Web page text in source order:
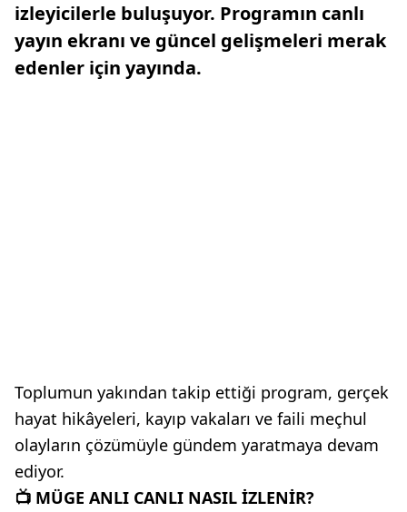
izleyicilerle buluşuyor. Programın canlı
yayın ekranı ve güncel gelişmeleri merak
edenler için yayında.
Toplumun yakından takip ettiği program, gerçek
hayat hikâyeleri, kayıp vakaları ve faili meçhul
olayların çözümüyle gündem yaratmaya devam
ediyor.
📺 MÜGE ANLI CANLI NASIL İZLENİR?